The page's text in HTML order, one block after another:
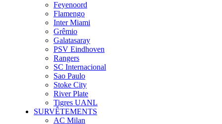
Feyenoord
Flamengo
Inter Miami
Grêmio
Galatasaray
PSV Eindhoven
Rangers
SC Internacional
Sao Paulo
Stoke City
River Plate
Tigres UANL
SURVÊTEMENTS
AC Milan